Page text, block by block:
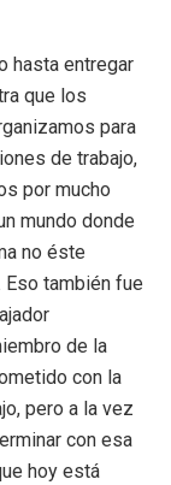
hasta entregar
que los
para
de trabajo,
por mucho
mundo donde
no éste
también fue
de la
con la
pero a la vez
con esa
hoy está